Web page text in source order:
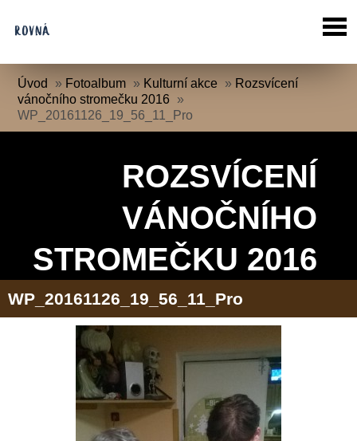
Úvod » Fotoalbum » Kulturní akce » Rozsvícení
vánočního stromečku 2016 »
WP_20161126_19_56_11_Pro
ROZSVÍCENÍ
VÁNOČNÍHO
STROMEČKU 2016
WP_20161126_19_56_11_Pro